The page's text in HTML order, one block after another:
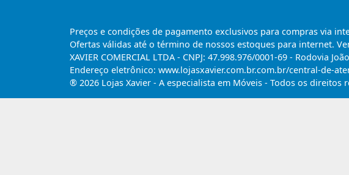
Preços e condições de pagamento exclusivos para compras via
Ofertas válidas até o término de nossos estoques para internet.
XAVIER COMERCIAL LTDA - CNPJ: 47.998.976/0001-69 - Rodovia
Endereço eletrônico: www.lojasxavier.com.br.com.br/central-de-
® 2026 Lojas Xavier - A especialista em Móveis - Todos os direitos